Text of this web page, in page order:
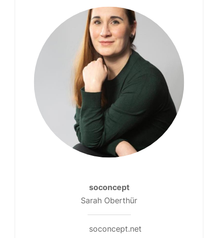
soconcept
Sarah Oberthür
soconcept.net
caldea-dortmund.de
www.harper-fields.de
pbmvisuals.de